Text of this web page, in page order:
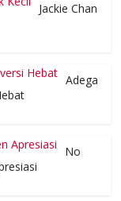
Jackie Chan
Adega
No